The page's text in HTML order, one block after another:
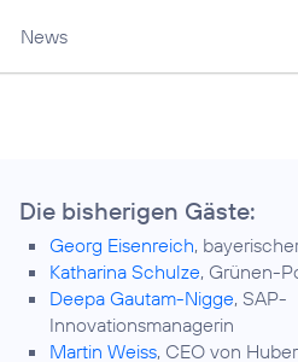
News
Die bisherigen Gäste:
Georg Eisenreich,
Katharina Schulze, Grünen-
Deepa Gautam-Nigge, SAP-
Innovationsmanagerin
Martin Weiss, CEO von